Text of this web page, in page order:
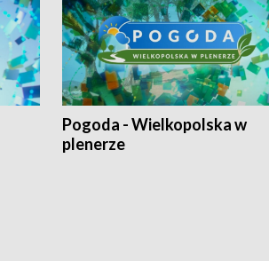
Pogoda - Wielkopolska w
plenerze